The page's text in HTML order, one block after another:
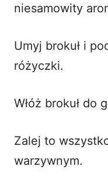
niesamowity
Umyj brokuł i
różyczki.
Włóż brokuł do
Zalej to
warzywnym.